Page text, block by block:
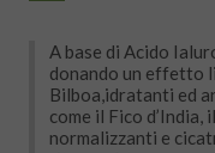
A base di Acido
donando un effetto
Bilboa,idratanti ed
come il Fico d’India,
normalizzanti e